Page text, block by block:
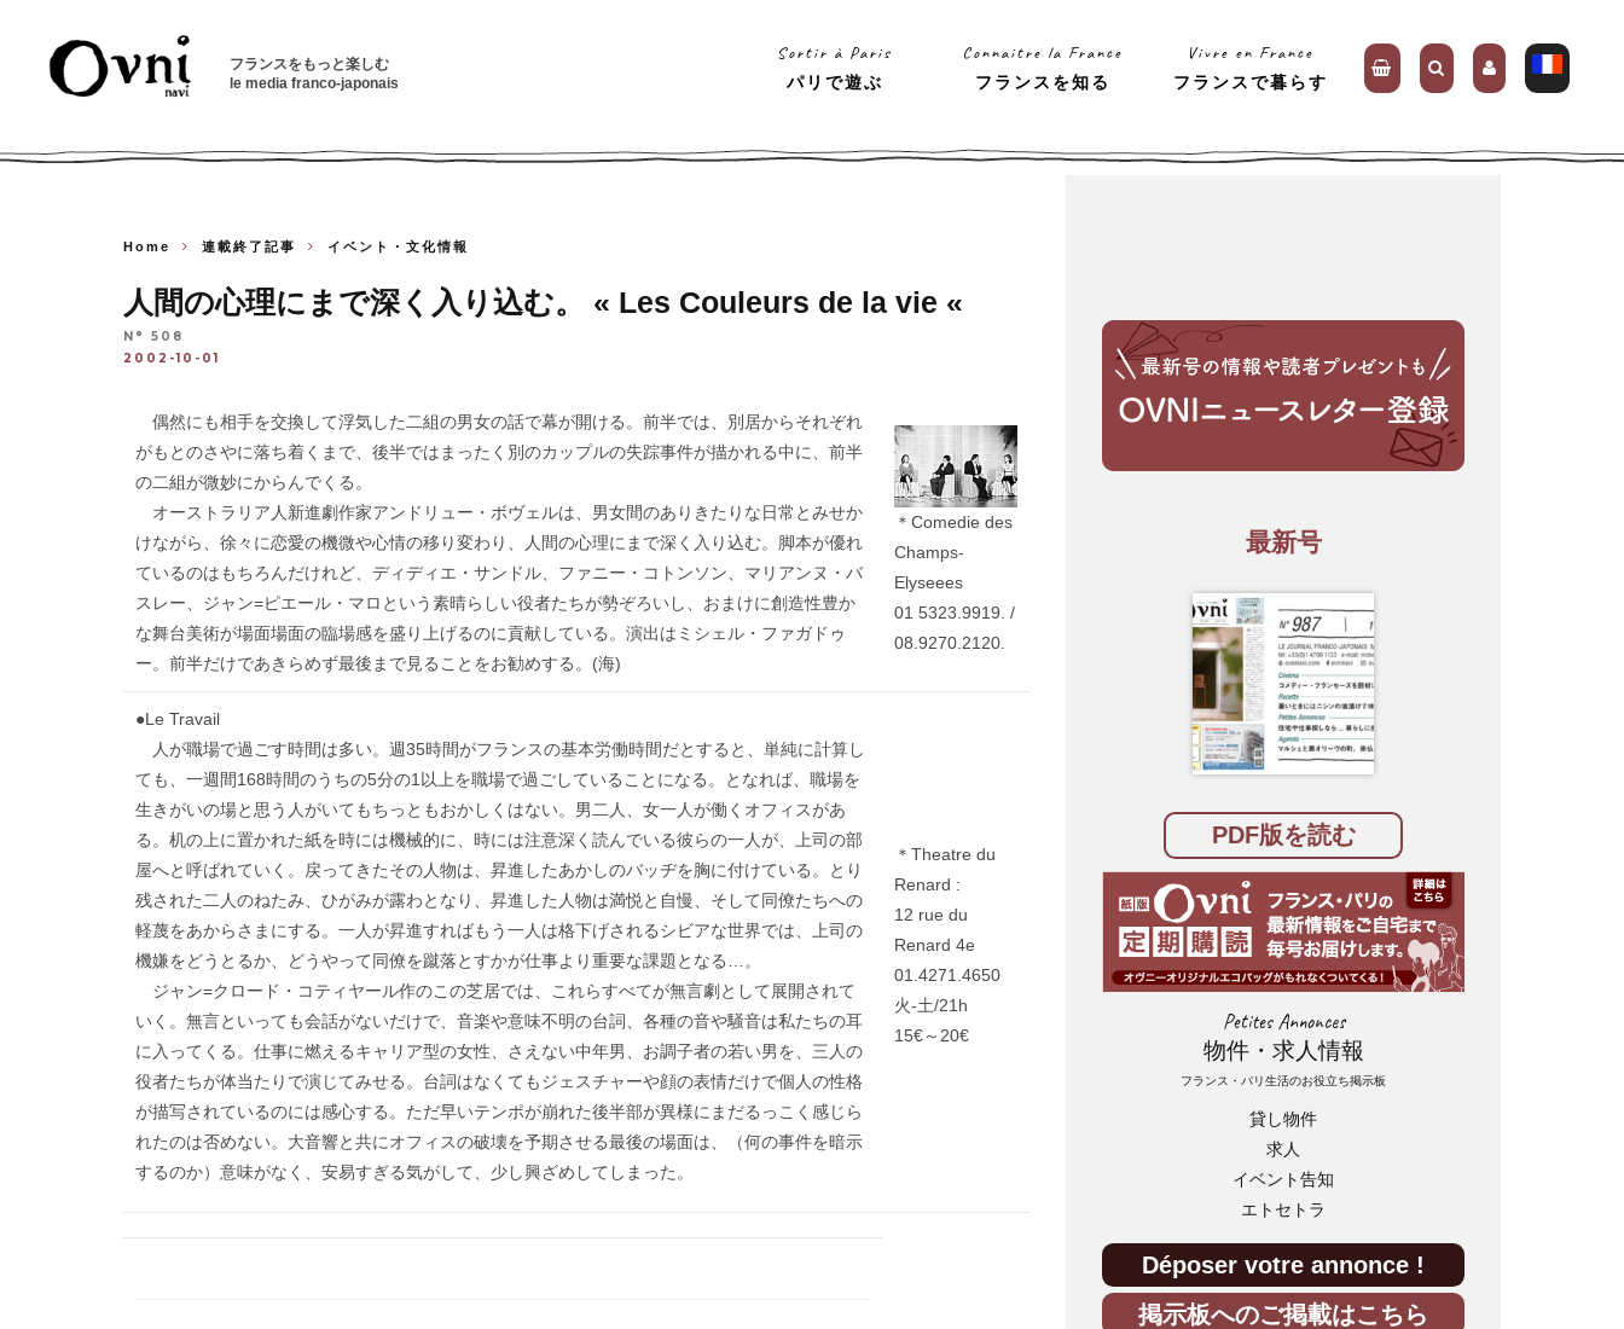
フランスをもっと楽しむ
le media franco-japonais
Sortir à Paris
パリで遊ぶ
Connaitre la France
フランスを知る
Vivre en France
フランスで暮らす
Home 連載終了記事 イベント・文化情報
人間の心理にまで深く入り込む。 « Les Couleurs de la vie «
N° 508
2002-10-01
偶然にも相手を交換して浮気した二組の男女の話で幕が開ける。前半では、別居からそれぞれ
がもとのさやに落ち着くまで、後半ではまったく別のカップルの失踪事件が描かれる中に、前半
の二組が微妙にからんでくる。
オーストラリア人新進劇作家アンドリュー・ボヴェルは、男女間のありきたりな日常とみせか
けながら、徐々に恋愛の機微や心情の移り変わり、人間の心理にまで深く入り込む。脚本が優れ
ているのはもちろんだけれど、ディディエ・サンドル、ファニー・コトンソン、マリアンヌ・バ
スレー、ジャン=ピエール・マロという素晴らしい役者たちが勢ぞろいし、おまけに創造性豊か
な舞台美術が場面場面の臨場感を盛り上げるのに貢献している。演出はミシェル・ファガドゥ
ー。前半だけであきらめず最後まで見ることをお勧めする。(海)
＊Comedie des
Champs-
Elyseees
01 5323.9919. /
08.9270.2120.
●Le Travail
人が職場で過ごす時間は多い。週35時間がフランスの基本労働時間だとすると、単純に計算し
ても、一週間168時間のうちの5分の1以上を職場で過ごしていることになる。となれば、職場を
生きがいの場と思う人がいてもちっともおかしくはない。男二人、女一人が働くオフィスがあ
る。机の上に置かれた紙を時には機械的に、時には注意深く読んでいる彼らの一人が、上司の部
屋へと呼ばれていく。戻ってきたその人物は、昇進したあかしのバッヂを胸に付けている。とり
残された二人のねたみ、ひがみが露わとなり、昇進した人物は満悦と自慢、そして同僚たちへの
軽蔑をあからさまにする。一人が昇進すればもう一人は格下げされるシビアな世界では、上司の
機嫌をどうとるか、どうやって同僚を蹴落とすかが仕事より重要な課題となる…。
ジャン=クロード・コティヤール作のこの芝居では、これらすべてが無言劇として展開されて
いく。無言といっても会話がないだけで、音楽や意味不明の台詞、各種の音や騒音は私たちの耳
に入ってくる。仕事に燃えるキャリア型の女性、さえない中年男、お調子者の若い男を、三人の
役者たちが体当たりで演じてみせる。台詞はなくてもジェスチャーや顔の表情だけで個人の性格
が描写されているのには感心する。ただ早いテンポが崩れた後半部が異様にまだるっこく感じら
れたのは否めない。大音響と共にオフィスの破壊を予期させる最後の場面は、（何の事件を暗示
するのか）意味がなく、安易すぎる気がして、少し興ざめしてしまった。
＊Theatre du
Renard :
12 rue du
Renard 4e
01.4271.4650
火-土/21h
15€～20€
最新号
PDF版を読む
Petites Annonces
物件・求人情報
フランス・パリ生活のお役立ち掲示板
貸し物件
求人
イベント告知
エトセトラ
Déposer votre annonce !
掲示板へのご掲載はこちら